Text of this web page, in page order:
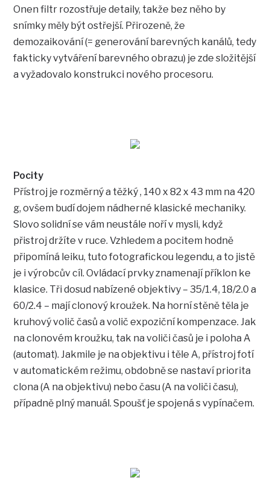
Onen filtr rozostřuje detaily, takže bez něho by
snímky měly být ostřejší. Přirozeně, že
demozaikování (= generování barevných kanálů, tedy
fakticky vytváření barevného obrazu) je zde složitější
a vyžadovalo konstrukci nového procesoru.
Pocity
Přístroj je rozměrný a těžký , 140 x 82 x 43 mm na 420
g, ovšem budí dojem nádherné klasické mechaniky.
Slovo solidní se vám neustále noří v mysli, když
přistroj držíte v ruce. Vzhledem a pocitem hodně
připomíná leiku, tuto fotografickou legendu, a to jistě
je i výrobcův cíl. Ovládací prvky znamenají příklon ke
klasice. Tři dosud nabízené objektivy – 35/1.4, 18/2.0 a
60/2.4 – mají clonový kroužek. Na horní stěně těla je
kruhový volič časů a volič expoziční kompenzace. Jak
na clonovém kroužku, tak na voliči časů je i poloha A
(automat). Jakmile je na objektivu i těle A, přístroj fotí
v automatickém režimu, obdobně se nastaví priorita
clona (A na objektivu) nebo času (A na voliči času),
případně plný manuál. Spoušť je spojená s vypínačem.